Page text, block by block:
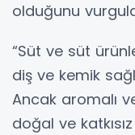
olduğunu
“Süt ve süt
diş ve kemik
Ancak aromalı
doğal ve